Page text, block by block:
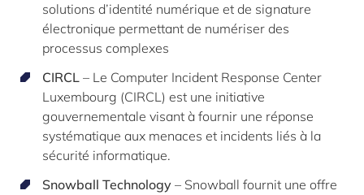
solutions d’identité numérique et de signature
électronique permettant de numériser des
processus complexes
CIRCL – Le Computer Incident Response Center
Luxembourg (CIRCL) est une initiative
gouvernementale visant à fournir une réponse
systématique aux menaces et incidents liés à la
sécurité informatique.
Snowball Technology – Snowball fournit une offre